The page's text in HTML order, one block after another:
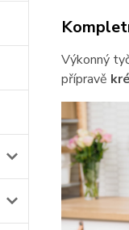
Výkonný
přípravě